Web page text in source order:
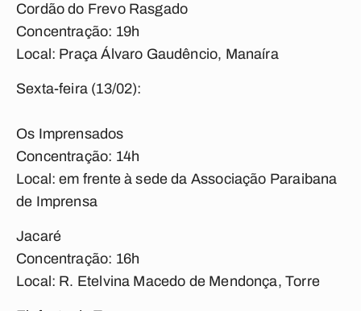
Cordão do Frevo Rasgado
Concentração: 19h
Local: Praça Álvaro Gaudêncio, Manaíra
Sexta-feira (13/02):
Os Imprensados
Concentração: 14h
Local: em frente à sede da Associação Paraibana
de Imprensa
Jacaré
Concentração: 16h
Local: R. Etelvina Macedo de Mendonça, Torre